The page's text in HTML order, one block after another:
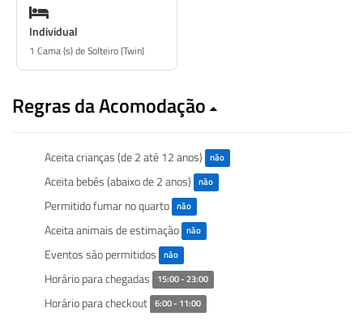
Individual
1 Cama (s) de Solteiro (Twin)
Regras da Acomodação
Aceita crianças (de 2 até 12 anos) não
Aceita bebês (abaixo de 2 anos) não
Permitido fumar no quarto não
Aceita animais de estimação não
Eventos são permitidos não
Horário para chegadas 15:00 - 23:00
Horário para checkout 6:00 - 11:00